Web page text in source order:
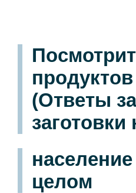
(Ответы
целом